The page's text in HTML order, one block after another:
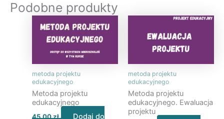
Podobne produkty
metoda projektu
edukacyjnego
Metoda projektu
edukacyjnego
45,00zł
Dodaj do
metoda projektu
edukacyjnego
Metoda projektu
edukacyjnego. Ewaluacja
projektu